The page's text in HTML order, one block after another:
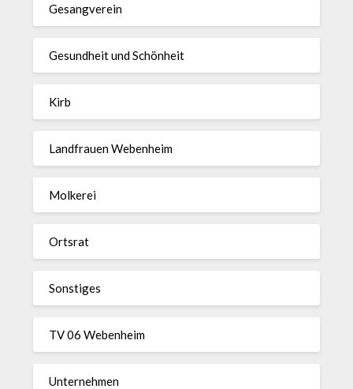
Gesangverein
Gesundheit und Schönheit
Kirb
Landfrauen Webenheim
Molkerei
Ortsrat
Sonstiges
TV 06 Webenheim
Unternehmen